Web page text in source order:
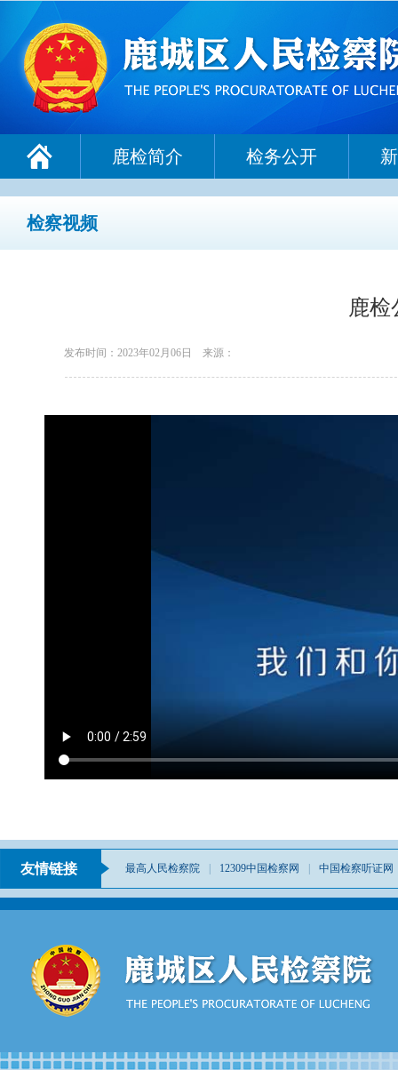
鹿检简介 检务公开
检察视频
鹿检
发布时间：2023年02月06日 来源：
友情链接 最高人民检察院 12309中国检察网 中国检察听证网